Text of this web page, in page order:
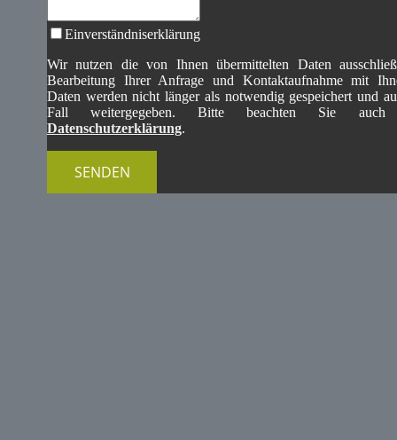
Einverständniserklärung
Wir nutzen die von Ihnen übermittelten Daten
Bearbeitung Ihrer Anfrage und Kontaktaufnahme mit
Daten werden nicht länger als notwendig gespeichert und
Fall weitergegeben. Bitte beachten Sie auch
Datenschutzerklärung.
SENDEN